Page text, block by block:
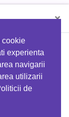
cookie
experienta
navigarii
utilizarii
de
×
codul